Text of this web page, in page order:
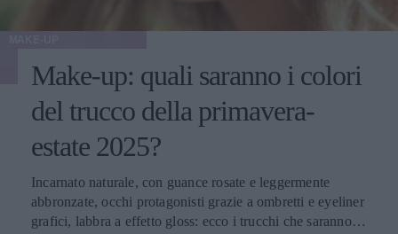
Make-up: quali saranno i colori
del trucco della primavera-
estate 2025?
Incarnato naturale, con guance rosate e leggermente
abbronzate, occhi protagonisti grazie a ombretti e eyeliner
grafici, labbra a effetto gloss: ecco i trucchi che saranno